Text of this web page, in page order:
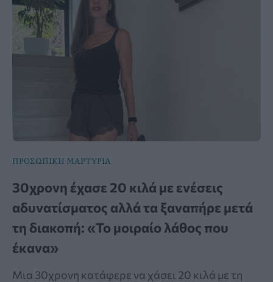
ΠΡΟΣΩΠΙΚΗ ΜΑΡΤΥΡΙΑ
30χρονη έχασε 20 κιλά με ενέσεις
αδυνατίσματος αλλά τα ξαναπήρε μετά
τη διακοπή: «Το μοιραίο λάθος που
έκανα»
Μια 30χρονη κατάφερε να χάσει 20 κιλά με τη